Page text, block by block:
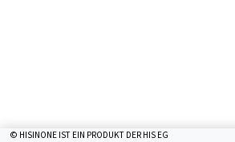
© HISINONE IST EIN PRODUKT DER HIS EG